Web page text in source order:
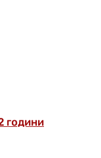
години